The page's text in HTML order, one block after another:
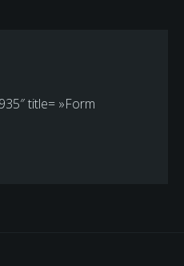
title= »Form